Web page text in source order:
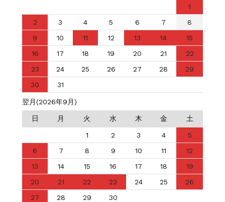
1
2
3 4 5 6 7
8
9
10 11 12 13 14
15
16
17 18 19 20 21
22
23
24 25 26 27 28
29
30
31
翌月(2026年9月)
日 月 火 水 木 金 土
1 2 3 4
5
6
7 8 9 10 11
12
13
14 15 16 17 18
19
20
21 22 23 24 25
26
27
28 29 30